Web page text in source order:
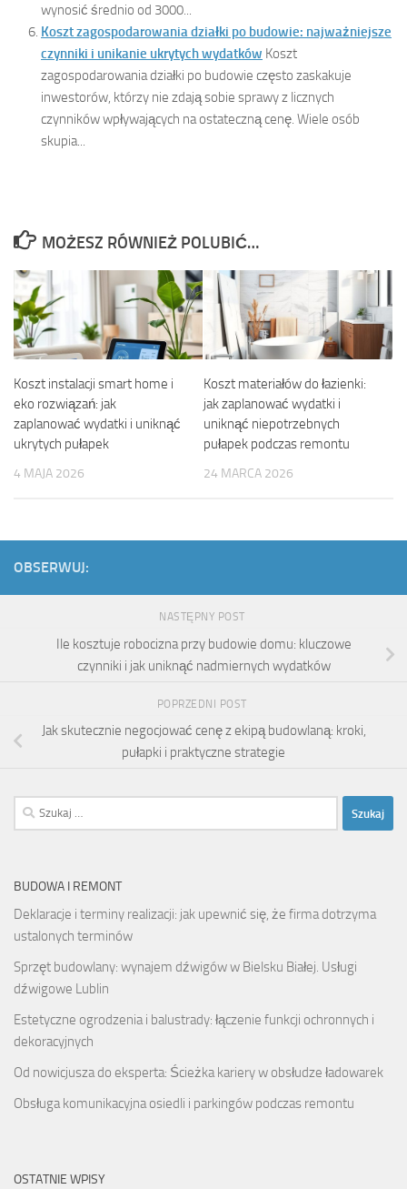
wynosić średnio od 3000...
Koszt zagospodarowania działki po budowie: najważniejsze
czynniki i unikanie ukrytych wydatków Koszt
zagospodarowania działki po budowie często zaskakuje
inwestorów, którzy nie zdają sobie sprawy z licznych
czynników wpływających na ostateczną cenę. Wiele osób
skupia...
MOŻESZ RÓWNIEŻ POLUBIĆ…
Koszt instalacji smart home i
eko rozwiązań: jak
zaplanować wydatki i uniknąć
ukrytych pułapek
4 MAJA 2026
Koszt materiałów do łazienki:
jak zaplanować wydatki i
uniknąć niepotrzebnych
pułapek podczas remontu
24 MARCA 2026
OBSERWUJ:
NASTĘPNY POST
Ile kosztuje robocizna przy budowie domu: kluczowe
czynniki i jak uniknąć nadmiernych wydatków
POPRZEDNI POST
Jak skutecznie negocjować cenę z ekipą budowlaną: kroki,
pułapki i praktyczne strategie
Szukaj:
BUDOWA I REMONT
Deklaracje i terminy realizacji: jak upewnić się, że firma dotrzyma
ustalonych terminów
Sprzęt budowlany: wynajem dźwigów w Bielsku Białej. Usługi
dźwigowe Lublin
Estetyczne ogrodzenia i balustrady: łączenie funkcji ochronnych i
dekoracyjnych
Od nowicjusza do eksperta: Ścieżka kariery w obsłudze ładowarek
Obsługa komunikacyjna osiedli i parkingów podczas remontu
OSTATNIE WPISY